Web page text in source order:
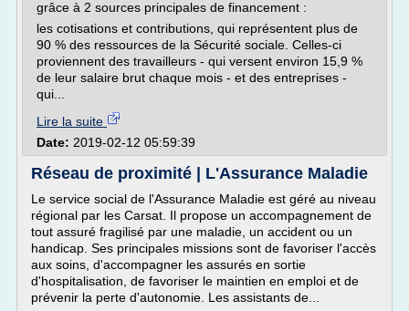
grâce à 2 sources principales de financement :
les cotisations et contributions, qui représentent plus de
90 % des ressources de la Sécurité sociale. Celles-ci
proviennent des travailleurs - qui versent environ 15,9 %
de leur salaire brut chaque mois - et des entreprises -
qui...
Lire la suite
Date: 2019-02-12 05:59:39
Réseau de proximité | L'Assurance Maladie
Le service social de l'Assurance Maladie est géré au niveau
régional par les Carsat. Il propose un accompagnement de
tout assuré fragilisé par une maladie, un accident ou un
handicap. Ses principales missions sont de favoriser l'accès
aux soins, d'accompagner les assurés en sortie
d'hospitalisation, de favoriser le maintien en emploi et de
prévenir la perte d'autonomie. Les assistants de...